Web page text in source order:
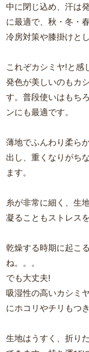
中に閉じ込め、汗は
に最適で、秋・冬・
冷房対策や膝掛けと
これぞカシミヤ!と感
発色が美しいのもカ
す。普段使いはもち
ンにも最適です。
薄地でふんわり柔ら
出し、重くなりがち
ます。
糸が非常に細く、生
凝ることもストレス
乾燥する時期に起こ
ね。。。
でも大丈夫!
吸湿性の高いカシミ
にホコリやチリもつ
生地はうすく、折り